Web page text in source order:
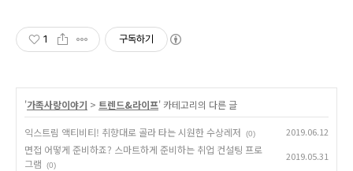
1 구독하기
'가족사랑이야기 > 트렌드&라이프' 카테고리의 다른 글
익스트림 액티비티! 취향대로 골라 타는 시원한 수상레저 (0) 2019.06.12
면접 어떻게 준비하죠? 스마트하게 준비하는 취업 컨설팅 프로
그램
(0)
2019.05.31